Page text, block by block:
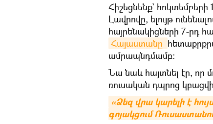
Հիշեցնենք`
Լավրովը, ելույթ
հայրենակիցների 7-րդ
Հայաստանը
ամրապնդմամբ։
Նա նաև հայտնել էր, որ
ռուսական դպրոց
«Ձեզ վրա կարելի է
գոյակցում